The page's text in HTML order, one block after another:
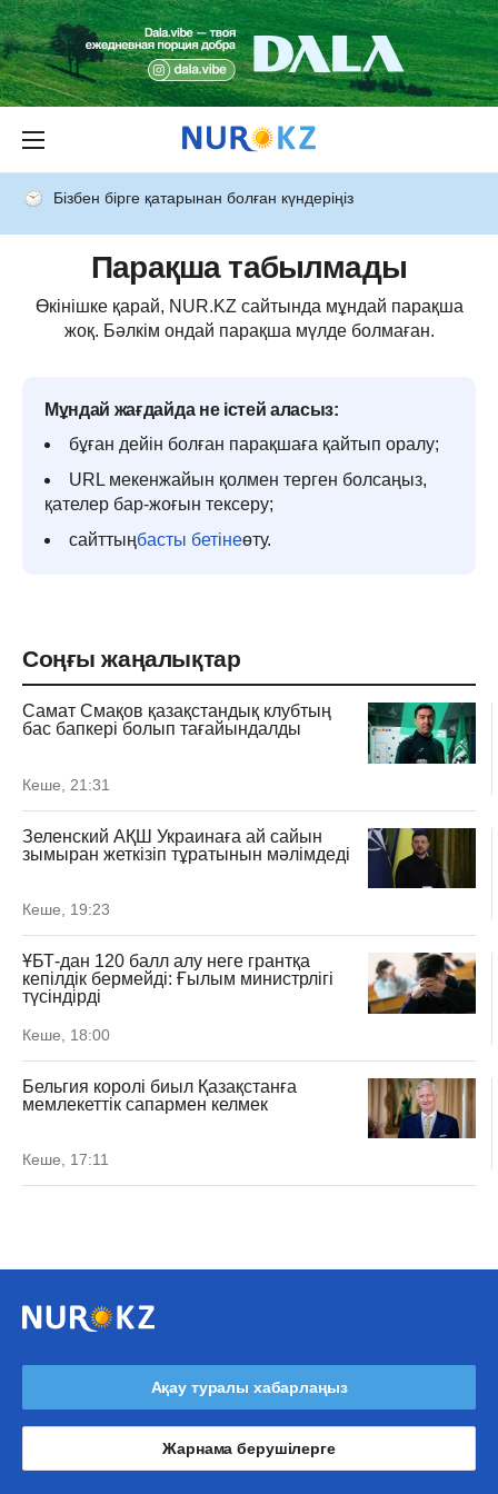
Бізбен бірге қатарынан болған күндеріңіз
Парақша табылмады
Өкінішке қарай, NUR.KZ сайтында мұндай парақша
жоқ. Бәлкім ондай парақша мүлде болмаған.
Мұндай жағдайда не істей аласыз:
бұған дейін болған парақшаға қайтып оралу;
URL мекенжайын қолмен терген болсаңыз,
қателер бар-жоғын тексеру;
сайттыңбасты бетінеөту.
Соңғы жаңалықтар
Самат Смақов қазақстандық клубтың
бас бапкері болып тағайындалды
Кеше, 21:31
Зеленский АҚШ Украинаға ай сайын
зымыран жеткізіп тұратынын мәлімдеді
Кеше, 19:23
ҰБТ-дан 120 балл алу неге грантқа
кепілдік бермейді: Ғылым министрлігі
түсіндірді
Кеше, 18:00
Бельгия королі биыл Қазақстанға
мемлекеттік сапармен келмек
Кеше, 17:11
Ақау туралы хабарлаңыз
Жарнама берушілерге